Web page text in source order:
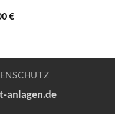
€
anlagen.de